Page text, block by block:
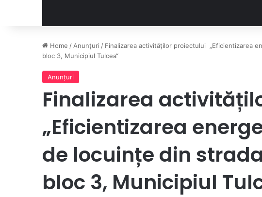
Home /Anunţuri / Finalizarea activităților proiectului „Eficientizarea
bloc 3, Municipiul Tulcea“
Anunţuri
Finalizarea
„Eficientizarea
de locuințe din
bloc 3, Municipiul